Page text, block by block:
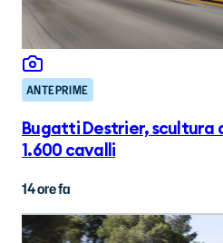
ANTEPRIME
Bugatti Destrier, scultura
1.600 cavalli
14 ore fa